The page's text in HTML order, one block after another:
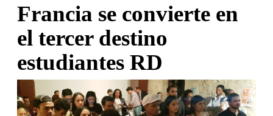
Francia se convierte en
el tercer destino
estudiantes RD